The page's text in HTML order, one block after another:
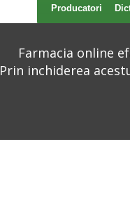
Producatori
Farmacia online
Prin inchiderea